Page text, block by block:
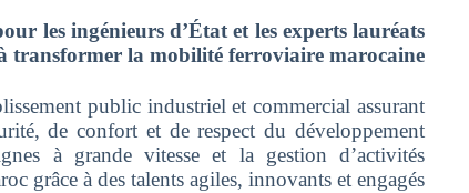
les ingénieurs d’État et les experts lauréats
transformer la mobilité ferroviaire marocaine.
public industriel et commercial assurant
de confort et de respect du développement
à grande vitesse et la gestion d’activités
grâce à des talents agiles, innovants et engagés.